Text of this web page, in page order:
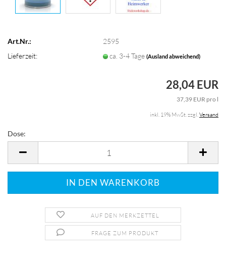
Art.Nr.:
2595
Lieferzeit:
ca. 3-4 Tage(Ausland abweichend)
28,04 EUR
37,39 EUR pro l
inkl. 19% MwSt. zzgl.Versand
Dose:
AUF DEN MERKZETTEL
FRAGE ZUM PRODUKT